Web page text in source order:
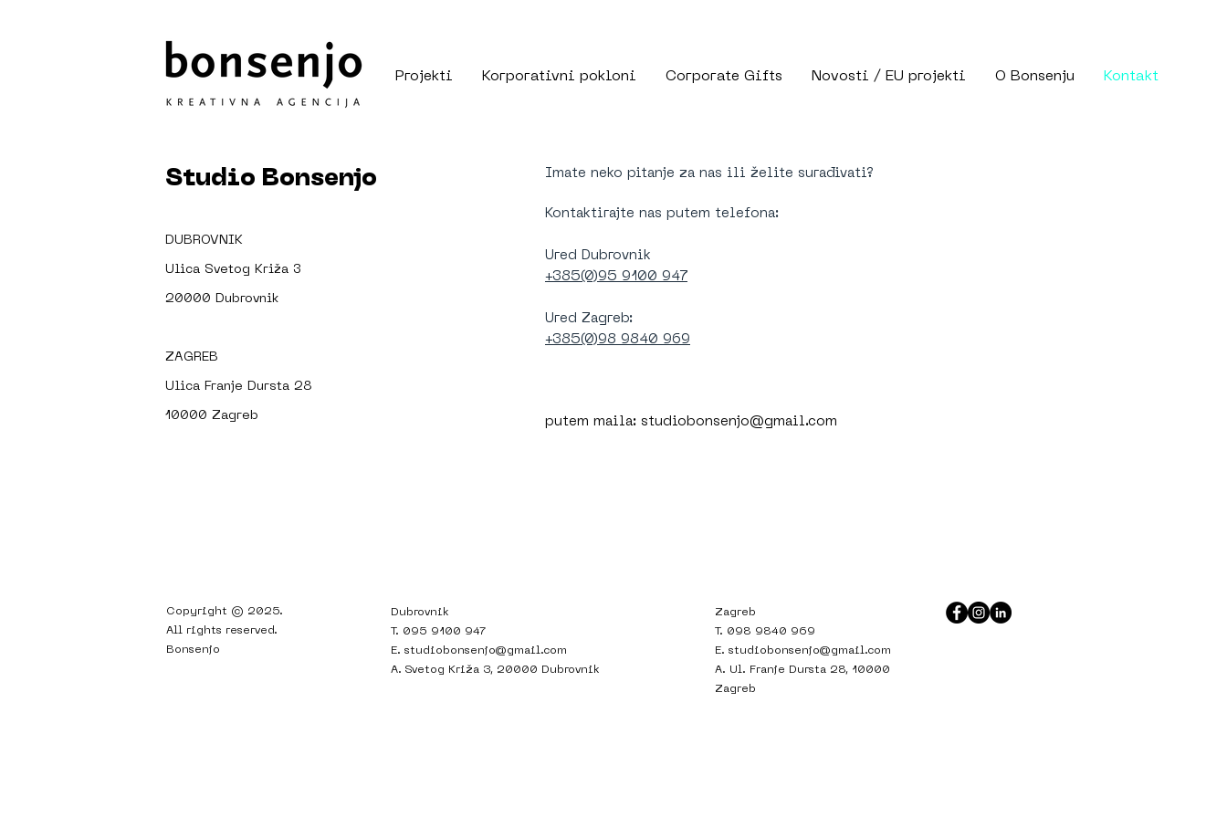
Studio Bonsenjo
DUBROVNIK
Ulica Svetog Križa 3
20000 Dubrovnik
ZAGREB
Ulica Franje Dursta 28
10000 Zagreb
Imate neko pitanje za nas ili želite surađivati?
Kontaktirajte nas putem telefona:
Ured Dubrovnik
+385(0)95 9100 947
Ured Zagreb:
+385(0)98 9840 969
putem maila: studiobonsenjo@gmail.com
Projekti Korporativni pokloni Corporate Gifts Novosti / EU projekti O Bonsenju Kontakt
Copyright © 2025.
All rights reserved.
Bonsenjo
Dubrovnik
T. 095 9100 947
E. studiobonsenjo@gmail.com
A. Svetog Križa 3, 20000 Dubrovnik
Zagreb
T. 098 9840 969
E. studiobonsenjo@gmail.com
A. Ul. Franje Dursta 28, 10000
Zagreb